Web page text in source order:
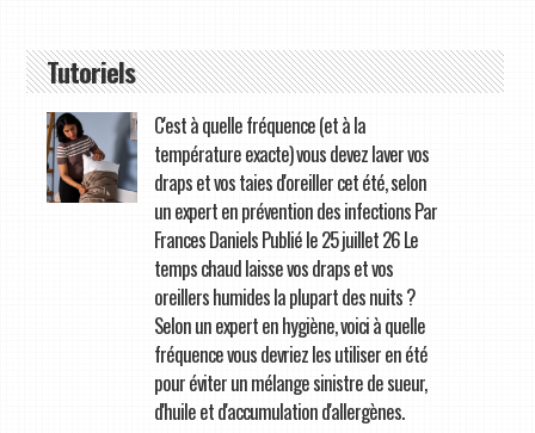
Tutoriels
C'est à quelle fréquence (et à la
température exacte) vous devez laver vos
draps et vos taies d'oreiller cet été, selon
un expert en prévention des infections Par
Frances Daniels Publié le 25 juillet 26 Le
temps chaud laisse vos draps et vos
oreillers humides la plupart des nuits ?
Selon un expert en hygiène, voici à quelle
fréquence vous devriez les utiliser en été
pour éviter un mélange sinistre de sueur,
d'huile et d'accumulation d'allergènes.